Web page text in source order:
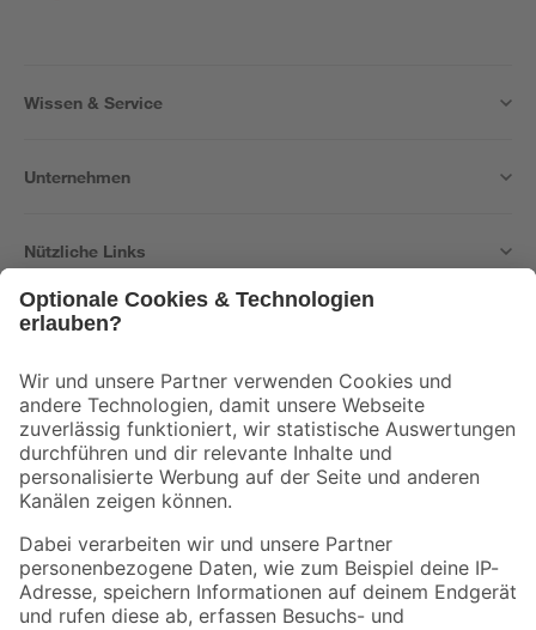
Wissen & Service
Unternehmen
Nützliche Links
Der toom Newsletter: Keine Angebote und Aktionen mehr verpassen!
Zur Newsletter Anmeldung
Folge uns
Zahlungsarten Versandarten